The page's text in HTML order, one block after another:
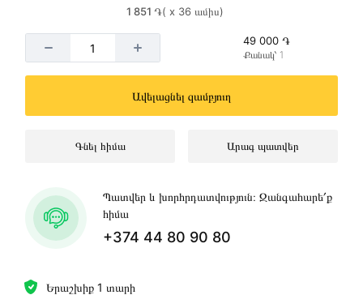
Երաշխիք 1 տարի
1 851 ֏( x 36 ամիս)
49 000 ֏
Քանակ՝ 1
Ավելացնել զամբյուղ
Գնել հիմա Արագ պատվեր
Պատվեր և խորհրդատվություն։ Զանգահարե՛ք
հիմա
+374 44 80 90 80